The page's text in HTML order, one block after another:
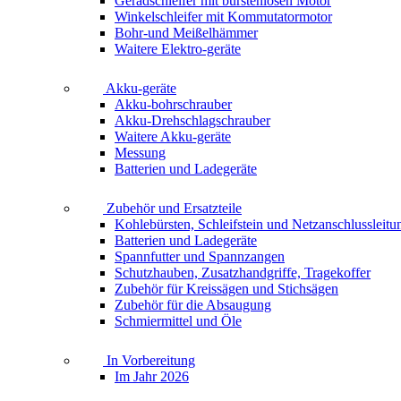
Winkelschleifer mit Kommutatormotor
Bohr-und Meißelhämmer
Waitere Elektro-geräte
Akku-geräte
Akku-bohrschrauber
Akku-Drehschlagschrauber
Waitere Akku-geräte
Messung
Batterien und Ladegeräte
Zubehör und Ersatzteile
Kohlebürsten, Schleifstein und
Batterien und Ladegeräte
Spannfutter und Spannzangen
Schutzhauben, Zusatzhandgriffe, Tragekoffer
Zubehör für Kreissägen und Stichsägen
Zubehör für die Absaugung
Schmiermittel und Öle
In Vorbereitung
Im Jahr 2026